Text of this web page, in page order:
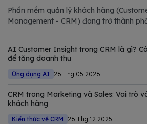
Phần mềm quản lý khách hàng
Management - CRM) đang trở thành
giải pháp CRM tốt nhất
AI Customer Insight trong CRM là gì?
để tăng doanh thu
Ứng dụng AI 26 Thg 05 2026
CRM trong Marketing và Sales: Vai trò
khách hàng
Kiến thức về CRM 26 Thg 12 2025